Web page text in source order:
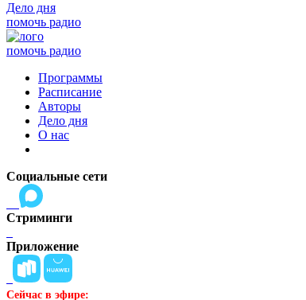
Дело дня
помочь радио
помочь радио
Программы
Расписание
Авторы
Дело дня
О нас
Социальные сети
Стриминги
Приложение
Сейчас в эфире: